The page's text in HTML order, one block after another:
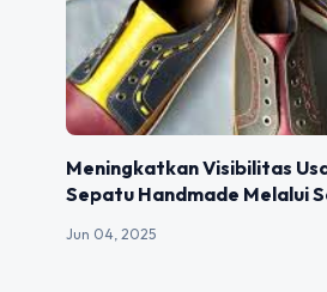
Meningkatkan Visibilitas
Sepatu Handmade Melalui
Jun 04, 2025